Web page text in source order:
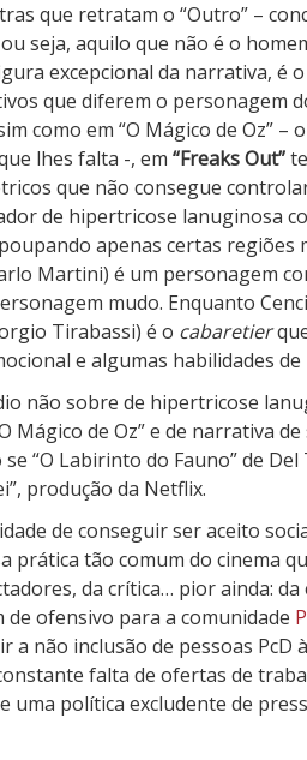
que retratam o “Outro” –
seja, aquilo que não é o
excepcional da narrativa, é
que diferem o personagem
como em “O Mágico de Oz” –
lhes falta -, em “Freaks Out”
que não consegue
de hipertricose lanuginosa
apenas certas regiões
Martini) é um personagem
mudo. Enquanto
Tirabassi) é o cabaretier
e algumas habilidades
não sobre de hipertricose
Mágico de Oz” e de narrativa
“O Labirinto do Fauno” de
produção da Netflix.
de conseguir ser aceito
prática tão comum do cinema
da crítica… pior ainda:
de ofensivo para a comunidade
a não inclusão de pessoas PcD
falta de ofertas de
política excludente de